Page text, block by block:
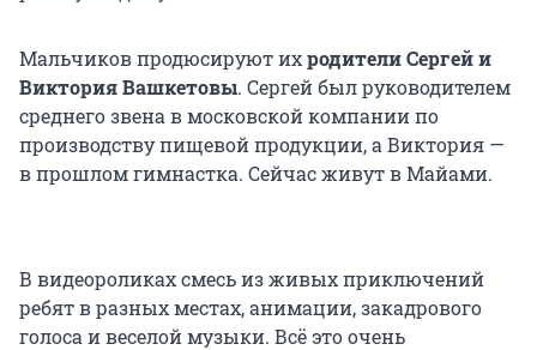
Мальчиков продюсируют ихродители Сергей и
Виктория Вашкетовы. Сергей был руководителем
среднего звена в московской компании по
производству пищевой продукции, а Виктория —
в прошлом гимнастка. Сейчас живут в Майами.
В видеороликах смесь из живых приключений
ребят в разных местах, анимации, закадрового
голоса и веселой музыки. Всё это очень